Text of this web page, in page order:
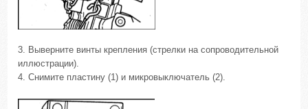
3. Выверните винты крепления (стрелки на сопроводительной
иллюстрации).
4. Снимите пластину (1) и микровыключатель (2).